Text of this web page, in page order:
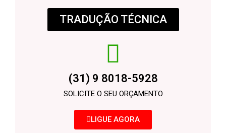
TRADUÇÃO TÉCNICA
(31) 9 8018-5928
SOLICITE O SEU ORÇAMENTO
LIGUE AGORA